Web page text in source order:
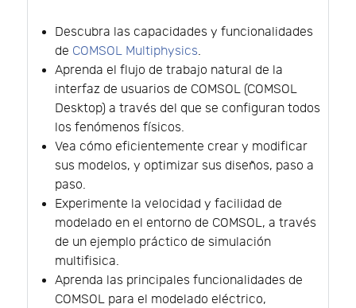
Descubra las capacidades y funcionalidades
de COMSOL Multiphysics.
Aprenda el flujo de trabajo natural de la
interfaz de usuarios de COMSOL (COMSOL
Desktop) a través del que se configuran todos
los fenómenos físicos.
Vea cómo eficientemente crear y modificar
sus modelos, y optimizar sus diseños, paso a
paso.
Experimente la velocidad y facilidad de
modelado en el entorno de COMSOL, a través
de un ejemplo práctico de simulación
multifisica.
Aprenda las principales funcionalidades de
COMSOL para el modelado eléctrico,